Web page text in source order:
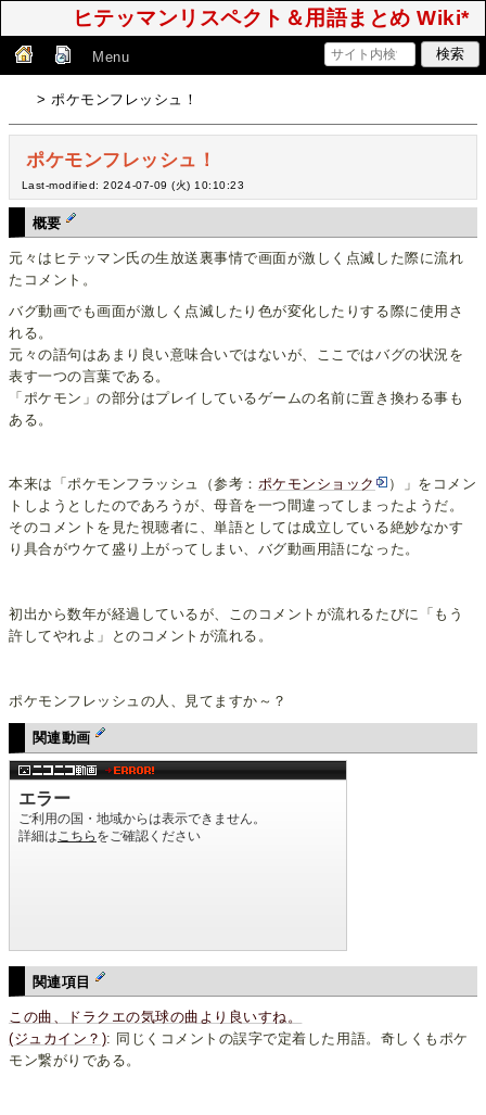
ヒテッマンリスペクト＆用語まとめ Wiki*
Menu
> ポケモンフレッシュ！
ポケモンフレッシュ！
Last-modified: 2024-07-09 (火) 10:10:23
概要
元々はヒテッマン氏の生放送裏事情で画面が激しく点滅した際に流れ
たコメント。
バグ動画でも画面が激しく点滅したり色が変化したりする際に使用さ
れる。
元々の語句はあまり良い意味合いではないが、ここではバグの状況を
表す一つの言葉である。
「ポケモン」の部分はプレイしているゲームの名前に置き換わる事も
ある。
本来は「ポケモンフラッシュ（参考： ポケモンショック
）」をコメン
トしようとしたのであろうが、母音を一つ間違ってしまったようだ。
そのコメントを見た視聴者に、単語としては成立している絶妙なかす
り具合がウケて盛り上がってしまい、バグ動画用語になった。
初出から数年が経過しているが、このコメントが流れるたびに「もう
許してやれよ」とのコメントが流れる。
ポケモンフレッシュの人、見てますか～？
関連動画
関連項目
この曲、ドラクエの気球の曲より良いすね。
(ジュカイン？): 同じくコメントの誤字で定着した用語。奇しくもポケ
モン繋がりである。